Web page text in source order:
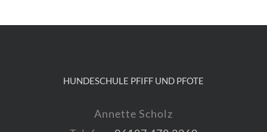
HUNDESCHULE PFIFF UND PFOTE
Annette Scholz